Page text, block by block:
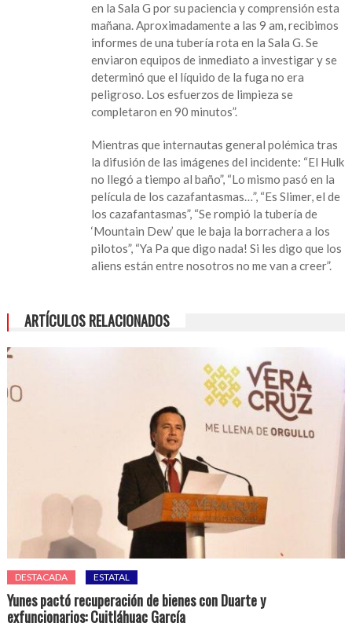
en la Sala G por su paciencia y comprensión esta
mañana. Aproximadamente a las 9 am, recibimos
informes de una tubería rota en la Sala G. Se
enviaron equipos de inmediato a investigar y se
determinó que el líquido de la fuga no era
peligroso. Los esfuerzos de limpieza se
completaron en 90 minutos”.
Mientras que internautas general polémica tras
la difusión de las imágenes del incidente: “El Hulk
no llegó a tiempo al baño”, “Lo mismo pasó en la
película de los cazafantasmas…”, “Es Slimer, el de
los cazafantasmas”, “Se rompió la tubería de
‘Mountain Dew’ que le baja la borrachera a los
pilotos”, “Ya Pa que digo nada! Si les digo que los
aliens están entre nosotros no me van a creer”.
ARTÍCULOS RELACIONADOS
DESTACADA ESTATAL
Yunes pactó recuperación de bienes con Duarte y
exfuncionarios: Cuitláhuac García